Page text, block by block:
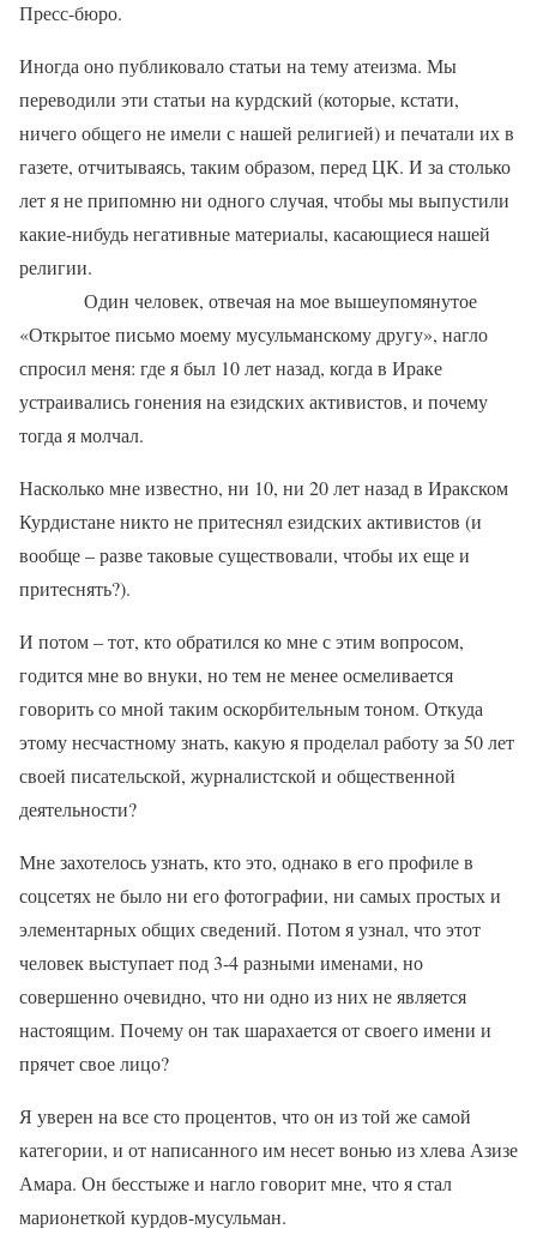
Пресс-бюро.
Иногда оно публиковало статьи на тему атеизма. Мы
переводили эти статьи на курдский (которые, кстати,
ничего общего не имели с нашей религией) и печатали их в
газете, отчитываясь, таким образом, перед ЦК. И за столько
лет я не припомню ни одного случая, чтобы мы выпустили
какие-нибудь негативные материалы, касающиеся нашей
религии.
Один человек, отвечая на мое вышеупомянутое
«Открытое письмо моему мусульманскому другу», нагло
спросил меня: где я был 10 лет назад, когда в Ираке
устраивались гонения на езидских активистов, и почему
тогда я молчал.
Насколько мне известно, ни 10, ни 20 лет назад в Иракском
Курдистане никто не притеснял езидских активистов (и
вообще – разве таковые существовали, чтобы их еще и
притеснять?).
И потом – тот, кто обратился ко мне с этим вопросом,
годится мне во внуки, но тем не менее осмеливается
говорить со мной таким оскорбительным тоном. Откуда
этому несчастному знать, какую я проделал работу за 50 лет
своей писательской, журналистской и общественной
деятельности?
Мне захотелось узнать, кто это, однако в его профиле в
соцсетях не было ни его фотографии, ни самых простых и
элементарных общих сведений. Потом я узнал, что этот
человек выступает под 3-4 разными именами, но
совершенно очевидно, что ни одно из них не является
настоящим. Почему он так шарахается от своего имени и
прячет свое лицо?
Я уверен на все сто процентов, что он из той же самой
категории, и от написанного им несет вонью из хлева Азизе
Амара. Он бесстыже и нагло говорит мне, что я стал
марионеткой курдов-мусульман.